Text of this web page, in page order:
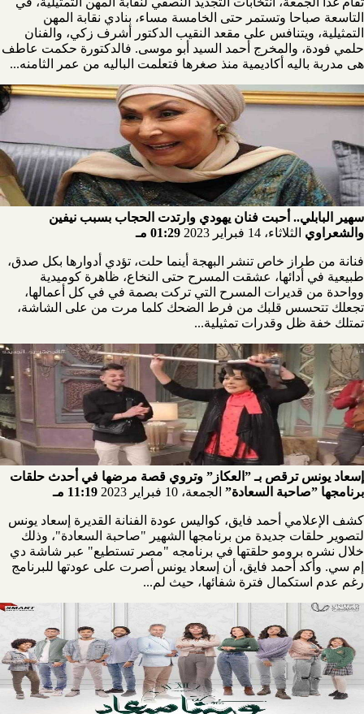
التاسعة صباحا وتستمر حتى الخامسة مساء، بنادي نقابة المهن
التمثيلية، ويتنافس على مقعد النقيب الدكتور أشرف زكي، والفنان
حلمي فودة، والمخرج أحمد السيد أبو موسى. فالدكتورة حكمت عاطف
هى مدربة باليه أكاديمية منذ صغرها فتعلمت الباليه من عمر الثامنه...
سهير البابلي.. أحبت فنان يهودي وارتدت الحجاب بسبب نيفين
والشعراوي الثلاثاء، 14 فبراير 2023 01:29 مـ
فنانة من طراز خاص تنشر البهجة أينما حلت، تؤدي أدوارها بكل صدق،
طبيعية في أدائها، عشقت المسرح حتى النخاع، ظاهرة كوميدية
وواحدة من قديرات المسرح التي تركت بصمة في في كل أعمالها،
تجعلك تتحسس قلبك من فرط الضحك كلما مرت من على الشاشة،
تمتلك خفة ظل وقدرات تمثيلية...
إسعاد يونس ترقص بـ ”العكاز” وتروي قصة مرضها في أحدث حلقات
برنامجها ”صاحبة السعادة” الجمعة، 10 فبراير 2023 11:19 مـ
كشف الإعلامي أحمد فايق، كواليس عودة الفنانة القديرة إسعاد يونس
لتصوير حلقات جديدة من برنامجها الشهير "صاحبة السعادة"، وذلك
خلال نشره برومو حلقتها في برنامجه "مصر تستطيع" عبر شاشة دي
إم سي. وأكد أحمد فايق، أن إسعاد يونس أصرت على عودتها للبرنامج
رغم عدم استكمال فترة شفائها، حيث لم...